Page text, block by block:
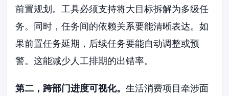
前置规划。工具必须支持将大目标拆解为多级任
务。同时，任务间的依赖关系要能清晰表达。如
果前置任务延期，后续任务要能自动调整或预
警。这能减少人工排期的出错率。
第二，跨部门进度可视化。生活消费项目牵涉面